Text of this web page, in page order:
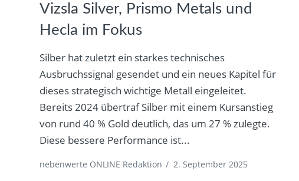
Vizsla Silver, Prismo Metals und
Hecla im Fokus
Silber hat zuletzt ein starkes technisches
Ausbruchssignal gesendet und ein neues Kapitel für
dieses strategisch wichtige Metall eingeleitet.
Bereits 2024 übertraf Silber mit einem Kursanstieg
von rund 40 % Gold deutlich, das um 27 % zulegte.
Diese bessere Performance ist...
nebenwerte ONLINE Redaktion / 2. September 2025